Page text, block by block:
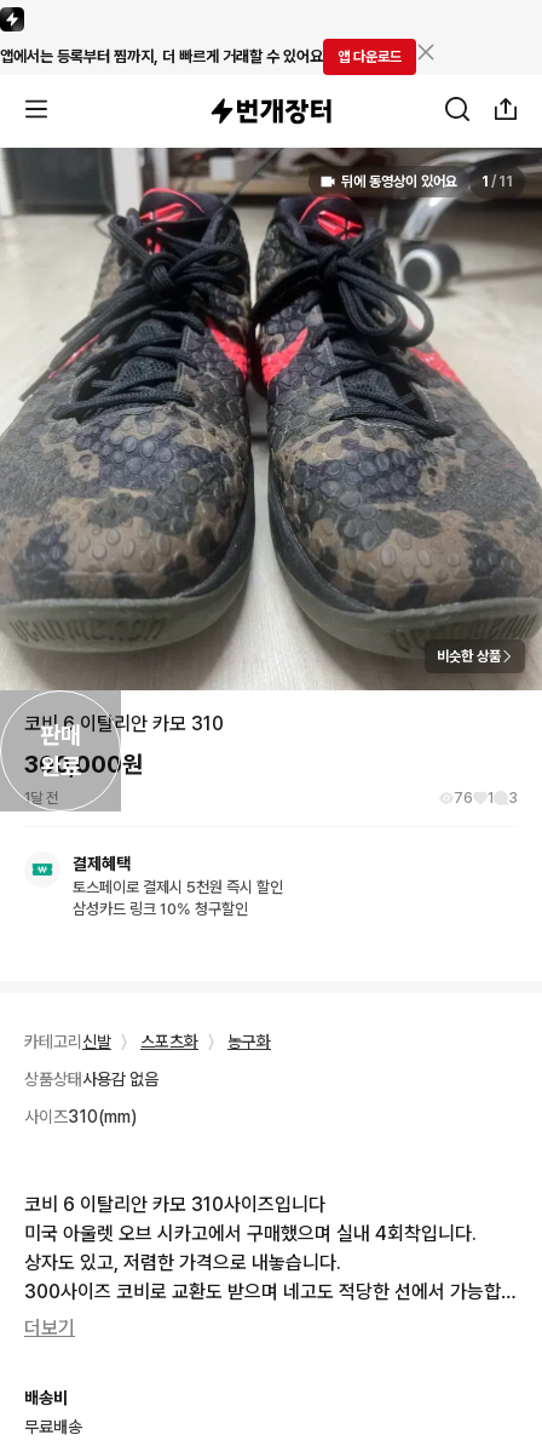
앱에서는 등록부터 찜까지, 더 빠르게 거래할 수 있어요 앱 다운로드
판매
완료
뒤에 동영상이 있어요 1 / 11
비슷한 상품
코비 6 이탈리안 카모 310
300,000원
1달 전 76 1 3
결제혜택
토스페이로 결제시 5천원 즉시 할인
삼성카드 링크 10% 청구할인
카테고리 신발 〉 스포츠화 〉
농구화
상품상태사용감 없음
사이즈310(mm)
코비 6 이탈리안 카모 310사이즈입니다
미국 아울렛 오브 시카고에서 구매했으며 실내 4회착입니다.
상자도 있고, 저렴한 가격으로 내놓습니다.
300사이즈 코비로 교환도 받으며 네고도 적당한 선에서 가능합니
다.
더보기
배송비
무료배송